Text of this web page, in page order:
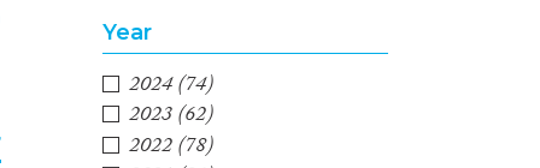
Year
2024(74)
2023(62)
2022(78)